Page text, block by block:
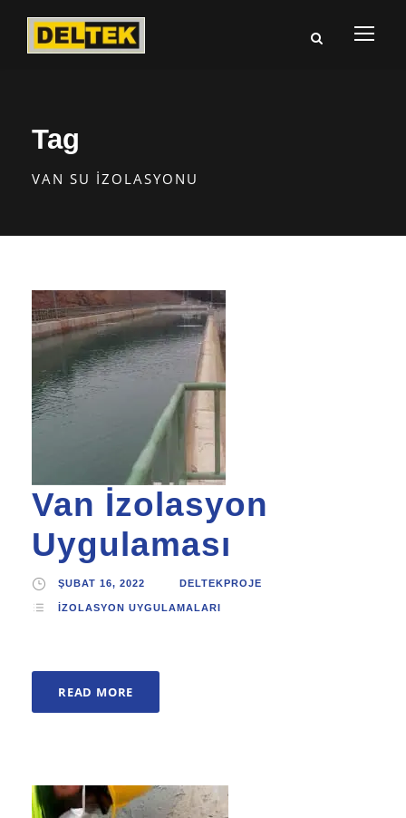
Tag
VAN SU İZOLASYONU
Van İzolasyon
Uygulaması
ŞUBAT 16, 2022 DELTEKPROJE
İZOLASYON UYGULAMALARI
READ MORE